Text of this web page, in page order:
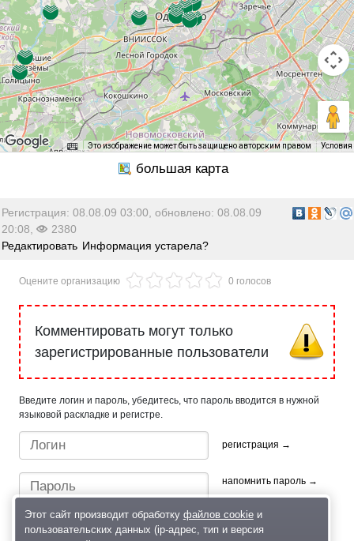
Это изображение может быть защищено авторским правом Условия
Регистрация: 08.08.09 03:00, обновлено: 08.08.09
20:08,
2380
Редактировать Информация устарела?
Оцените организацию 0 голосов
Комментировать могут только
зарегистрированные пользователи
Введите логин и пароль, убедитесь, что пароль вводится в нужной
языковой раскладке и регистре.
регистрация →
напомнить пароль →
Этот сайт производит обработку файлов cookieи
пользовательских данных (ip-адрес, тип и версия